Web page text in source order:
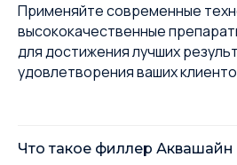
Применяйте современные
высококачественные
для достижения лучших
удовлетворения ваших
Что такое филлер Аквашайн